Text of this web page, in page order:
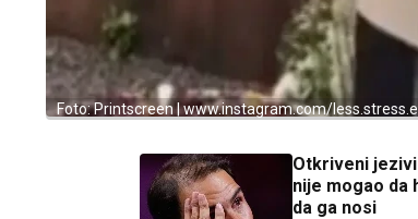
Foto: Printscreen | www.instagram.com/
Otkriveni
nije mogao da
da ga nosi